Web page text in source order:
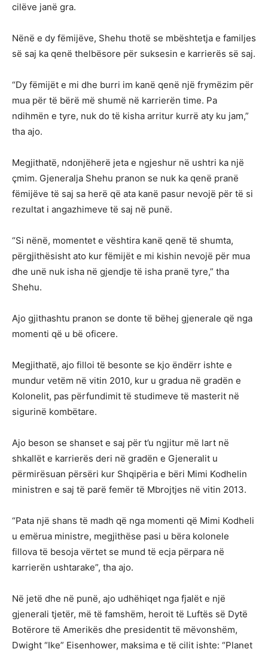
cilëve janë gra.
Nënë e dy fëmijëve, Shehu thotë se mbështetja e familjes
së saj ka qenë thelbësore për suksesin e karrierës së saj.
“Dy fëmijët e mi dhe burri im kanë qenë një frymëzim për
mua për të bërë më shumë në karrierën time. Pa
ndihmën e tyre, nuk do të kisha arritur kurrë aty ku jam,”
tha ajo.
Megjithatë, ndonjëherë jeta e ngjeshur në ushtri ka një
çmim. Gjeneralja Shehu pranon se nuk ka qenë pranë
fëmijëve të saj sa herë që ata kanë pasur nevojë për të si
rezultat i angazhimeve të saj në punë.
“Si nënë, momentet e vështira kanë qenë të shumta,
përgjithësisht ato kur fëmijët e mi kishin nevojë për mua
dhe unë nuk isha në gjendje të isha pranë tyre,” tha
Shehu.
Ajo gjithashtu pranon se donte të bëhej gjenerale që nga
momenti që u bë oficere.
Megjithatë, ajo filloi të besonte se kjo ëndërr ishte e
mundur vetëm në vitin 2010, kur u gradua në gradën e
Kolonelit, pas përfundimit të studimeve të masterit në
sigurinë kombëtare.
Ajo beson se shanset e saj për t’u ngjitur më lart në
shkallët e karrierës deri në gradën e Gjeneralit u
përmirësuan përsëri kur Shqipëria e bëri Mimi Kodhelin
ministren e saj të parë femër të Mbrojtjes në vitin 2013.
“Pata një shans të madh që nga momenti që Mimi Kodheli
u emërua ministre, megjithëse pasi u bëra kolonele
fillova të besoja vërtet se mund të ecja përpara në
karrierën ushtarake”, tha ajo.
Në jetë dhe në punë, ajo udhëhiqet nga fjalët e një
gjenerali tjetër, më të famshëm, heroit të Luftës së Dytë
Botërore të Amerikës dhe presidentit të mëvonshëm,
Dwight “Ike” Eisenhower, maksima e të cilit ishte: “Planet